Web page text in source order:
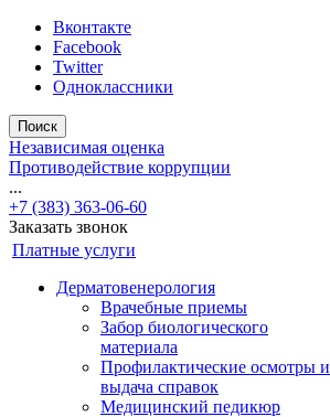
Вконтакте
Facebook
Twitter
Одноклассники
Поиск
Независимая оценка
Противодействие коррупции
...
+7 (383) 363-06-60
Заказать звонок
Платные услуги
Дерматовенерология
Врачебные приемы
Забор биологического
материала
Профилактические осмотры и
выдача справок
Медицинский педикюр